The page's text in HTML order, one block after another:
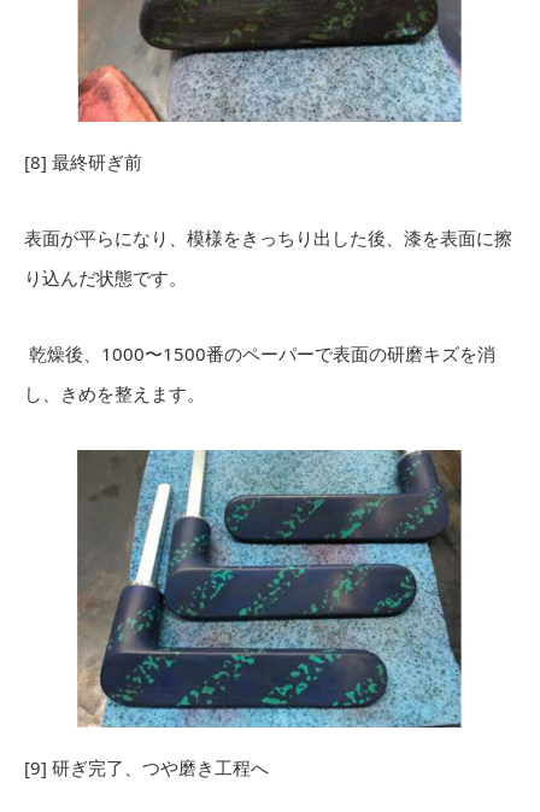
[8] 最終研ぎ前
表面が平らになり、模様をきっちり出した後、漆を表面に擦
り込んだ状態です。
乾燥後、1000〜1500番のペーパーで表面の研磨キズを消
し、きめを整えます。
[9] 研ぎ完了、つや磨き工程へ